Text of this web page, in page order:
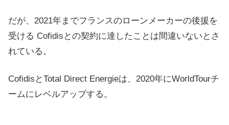
だが、2021年までフランスのローンメーカーの後援を
受ける Cofidisとの契約に達したことは間違いないとさ
れている。
CofidisとTotal Direct Energieは、2020年にWorldTourチ
ームにレベルアップする。